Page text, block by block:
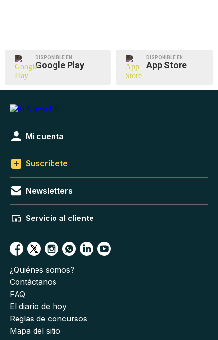
DISPONIBLE EN
Google Play
DISPONIBLE EN
App Store
Mi cuenta
Suscríbete
Newsletters
Servicio al cliente
¿Quiénes somos?
Contáctanos
FAQ
El diario de hoy
Reglas de concursos
Mapa del sitio